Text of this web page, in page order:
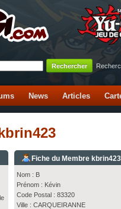
News Articles
Fiche du Membre kbrin423
Nom : B
Prénom : Kévin
Code Postal : 83320
Ville : CARQUEIRANNE